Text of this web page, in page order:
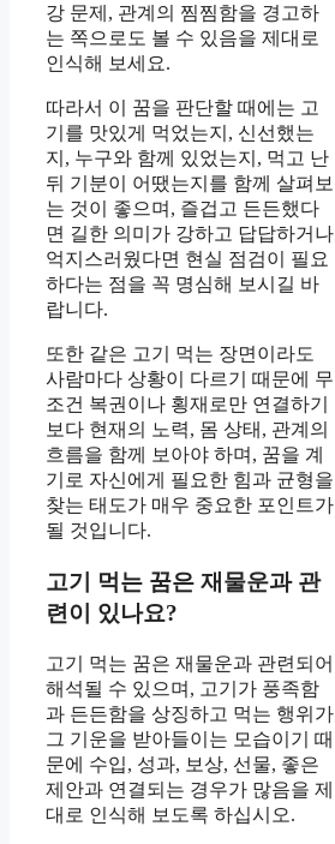
강 문제, 관계의 찜찜함을 경고하
는 쪽으로도 볼 수 있음을 제대로
인식해 보세요.
따라서 이 꿈을 판단할 때에는 고
기를 맛있게 먹었는지, 신선했는
지, 누구와 함께 있었는지, 먹고 난
뒤 기분이 어땠는지를 함께 살펴보
는 것이 좋으며, 즐겁고 든든했다
면 길한 의미가 강하고 답답하거나
억지스러웠다면 현실 점검이 필요
하다는 점을 꼭 명심해 보시길 바
랍니다.
또한 같은 고기 먹는 장면이라도
사람마다 상황이 다르기 때문에 무
조건 복권이나 횡재로만 연결하기
보다 현재의 노력, 몸 상태, 관계의
흐름을 함께 보아야 하며, 꿈을 계
기로 자신에게 필요한 힘과 균형을
찾는 태도가 매우 중요한 포인트가
될 것입니다.
고기 먹는 꿈은 재물운과 관
련이 있나요?
고기 먹는 꿈은 재물운과 관련되어
해석될 수 있으며, 고기가 풍족함
과 든든함을 상징하고 먹는 행위가
그 기운을 받아들이는 모습이기 때
문에 수입, 성과, 보상, 선물, 좋은
제안과 연결되는 경우가 많음을 제
대로 인식해 보도록 하십시오.